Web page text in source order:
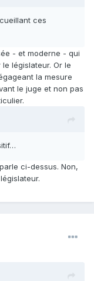
ces
- et moderne - qui
législateur. Or le
la mesure
le juge et non pas
ci-dessus. Non,